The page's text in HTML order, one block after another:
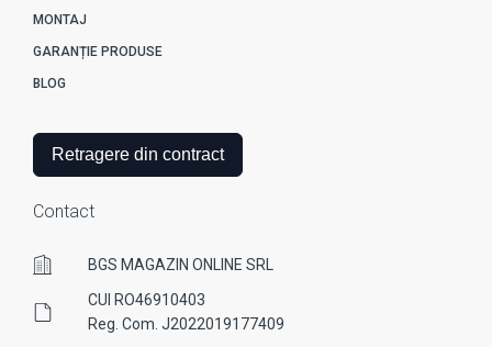
MONTAJ
GARANȚIE PRODUSE
BLOG
Retragere din contract
Contact
BGS MAGAZIN ONLINE SRL
CUI RO46910403
Reg. Com. J2022019177409